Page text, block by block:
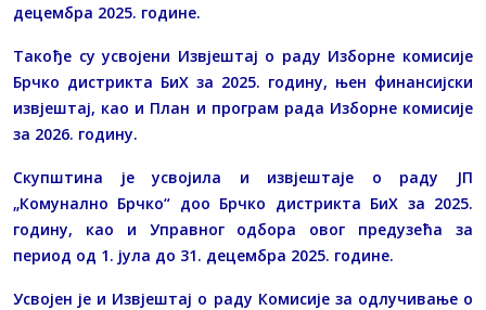
децембра 2025. године.
Такође су усвојени Извјештај о раду Изборне комисије
Брчко дистрикта БиХ за 2025. годину, њен финансијски
извјештај, као и План и програм рада Изборне комисије
за 2026. годину.
Скупштина је усвојила и извјештаје о раду ЈП
„Комунално Брчко“ доо Брчко дистрикта БиХ за 2025.
годину, као и Управног одбора овог предузећа за
период од 1. јула до 31. децембра 2025. године.
Усвојен је и Извјештај о раду Комисије за одлучивање о